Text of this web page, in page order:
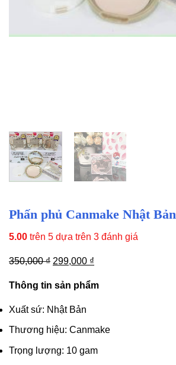
Phấn phủ Canmake Nhật Bản
5.00 trên 5 dựa trên 3 đánh giá
350,000₫ Giá
là:
350,000 ₫.
299,000 ₫
tại
Thông tin sản phẩm
Xuất sứ: Nhật Bản
Thương hiệu: Canmake
Trọng lượng: 10 gam